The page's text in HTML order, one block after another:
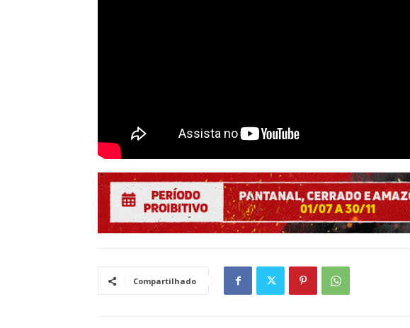
Compartilhado